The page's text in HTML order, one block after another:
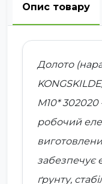
Опис товару
Долото
M10*
робочий
забезпечує
ґрунту,